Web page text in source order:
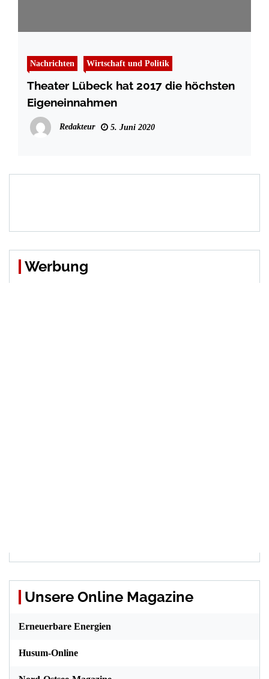
Nachrichten Wirtschaft und Politik
Theater Lübeck hat 2017 die höchsten
Eigeneinnahmen
Redakteur 5. Juni 2020
Werbung
Unsere Online Magazine
Erneuerbare Energien
Husum-Online